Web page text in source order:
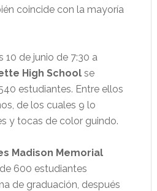
coincide con la mayoría
10 de junio de 7:30 a
High Schoolse
estudiantes. Entre ellos
de los cuales 9 lo
y tocas de color guindo.
Madison Memorial
600 estudiantes
de graduación, después